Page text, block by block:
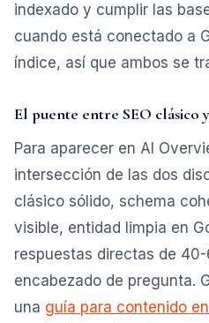
indexado y cumplir las
cuando está conectado a
índice, así que ambos se
El puente entre SEO clásico
Para aparecer en AI
intersección de las dos
clásico sólido, schema
visible, entidad limpia en
respuestas directas de
encabezado de pregunta.
una guía para contenido